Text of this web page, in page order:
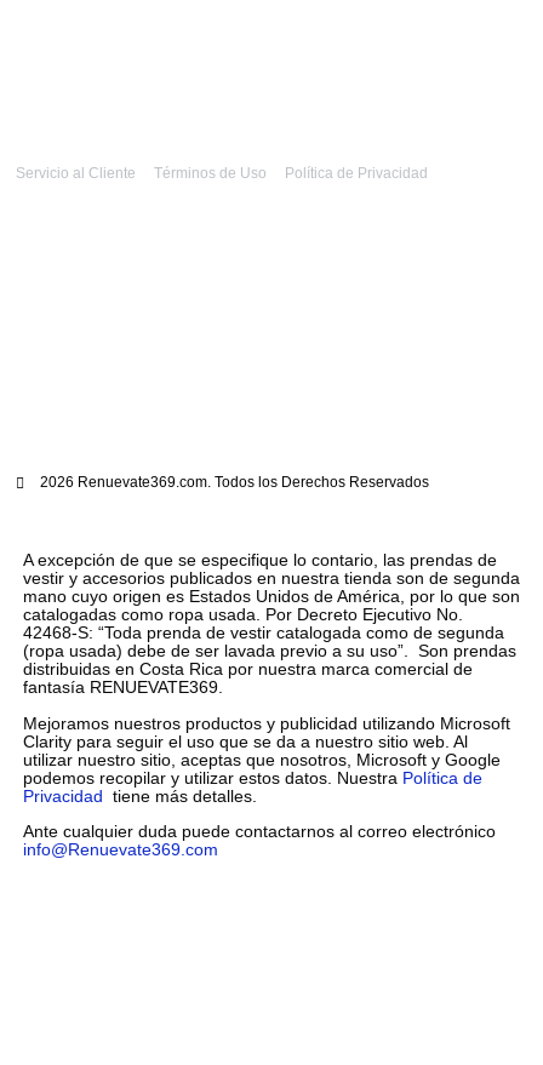
2026 Renuevate369.com. Todos los Derechos Reservados
Servicio al Cliente Términos de Uso Política de Privacidad
A excepción de que se especifique lo contario, las prendas de
vestir y accesorios publicados en nuestra tienda son de segunda
mano cuyo origen es Estados Unidos de América, por lo que son
catalogadas como ropa usada. Por Decreto Ejecutivo No.
42468-S: “Toda prenda de vestir catalogada como de segunda
(ropa usada) debe de ser lavada previo a su uso”. Son prendas
distribuidas en Costa Rica por nuestra marca comercial de
fantasía RENUEVATE369.
Mejoramos nuestros productos y publicidad utilizando Microsoft
Clarity para seguir el uso que se da a nuestro sitio web. Al
utilizar nuestro sitio, aceptas que nosotros, Microsoft y Google
podemos recopilar y utilizar estos datos. Nuestra Política de
Privacidad tiene más detalles.
Ante cualquier duda puede contactarnos al correo electrónico
info@Renuevate369.com